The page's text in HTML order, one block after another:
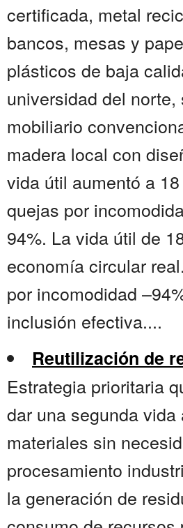
certificada, metal
bancos, mesas y
plásticos de baja
universidad del
mobiliario
madera local con
vida útil aumentó a
quejas por
94%. La vida útil de
economía circular
por incomodidad
inclusión efectiva....
Reutilización de
Estrategia prioritaria
dar una segunda vida
materiales sin
procesamiento
la generación de